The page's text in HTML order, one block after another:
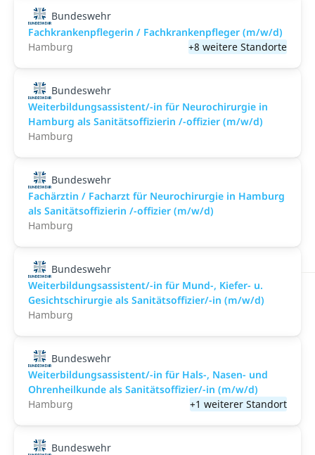
Bundeswehr
Fachkrankenpflegerin / Fachkrankenpfleger (m/w/d)
Hamburg
+8 weitere Standorte
Bundeswehr
Weiterbildungsassistent/-in für Neurochirurgie in
Hamburg als Sanitätsoffizierin /-offizier (m/w/d)
Hamburg
Bundeswehr
Fachärztin / Facharzt für Neurochirurgie in Hamburg
als Sanitätsoffizierin /-offizier (m/w/d)
Hamburg
Bundeswehr
Weiterbildungsassistent/-in für Mund-, Kiefer- u.
Gesichtschirurgie als Sanitätsoffizier/-in (m/w/d)
Hamburg
Bundeswehr
Weiterbildungsassistent/-in für Hals-, Nasen- und
Ohrenheilkunde als Sanitätsoffizier/-in (m/w/d)
Hamburg
+1 weiterer Standort
Bundeswehr